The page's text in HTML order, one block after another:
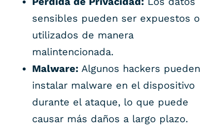
sensibles pueden ser expuestos o
utilizados de manera
malintencionada.
Malware: Algunos hackers pueden
instalar malware en el dispositivo
durante el ataque, lo que puede
causar más daños a largo plazo.